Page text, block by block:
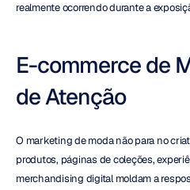
realmente ocorrendo durante a
E-commerce de
de Atenção
O marketing de moda não para no
produtos, páginas de coleções,
merchandising digital moldam a